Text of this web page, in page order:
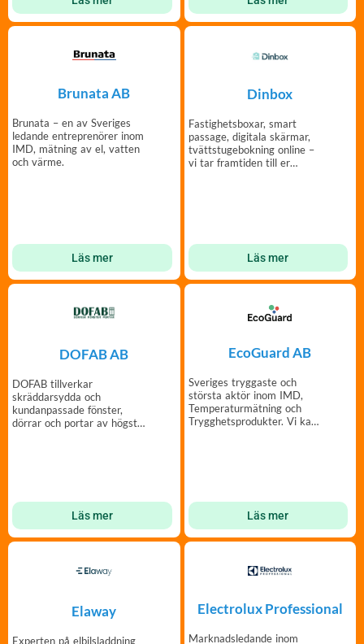
Brunata AB
Brunata – en av Sveriges
ledande entreprenörer inom
IMD, mätning av el, vatten
och värme.
Läs mer
Dinbox
Fastighetsboxar, smart
passage, digitala skärmar,
tvättstugebokning online –
vi tar framtiden till er
Läs mer
DOFAB AB
DOFAB tillverkar
skräddarsydda och
kundanpassade fönster,
dörrar och portar av högsta
Läs mer
EcoGuard AB
Sveriges tryggaste och
största aktör inom IMD,
Temperaturmätning och
Trygghetsprodukter. Vi kan
Läs mer
Elaway
Experten på elbilsladdning
Electrolux Professional
Marknadsledande inom